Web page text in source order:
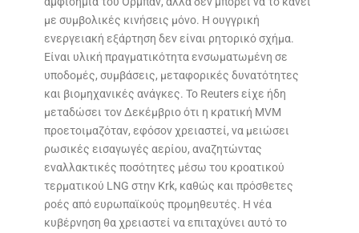
με συμβολικές κινήσεις μόνο. Η ουγγρική
ενεργειακή εξάρτηση δεν είναι ρητορικό σχήμα.
Είναι υλική πραγματικότητα ενσωματωμένη σε
υποδομές, συμβάσεις, μεταφορικές δυνατότητες
και βιομηχανικές ανάγκες. Το Reuters είχε ήδη
μεταδώσει τον Δεκέμβριο ότι η κρατική MVM
προετοιμαζόταν, εφόσον χρειαστεί, να μειώσει
ρωσικές εισαγωγές αερίου, αναζητώντας
εναλλακτικές ποσότητες μέσω του κροατικού
τερματικού LNG στην Krk, καθώς και πρόσθετες
ροές από ευρωπαϊκούς προμηθευτές. Η νέα
κυβέρνηση θα χρειαστεί να επιταχύνει αυτό το